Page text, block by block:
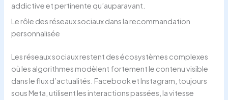
addictive et pertinente qu’auparavant.
Le rôle des réseaux sociaux dans la recommandation
personnalisée
Les réseaux sociaux restent des écosystèmes complexes
où les algorithmes modèlent fortement le contenu visible
dans le flux d’actualités. Facebook et Instagram, toujours
sous Meta, utilisent les interactions passées, la vitesse